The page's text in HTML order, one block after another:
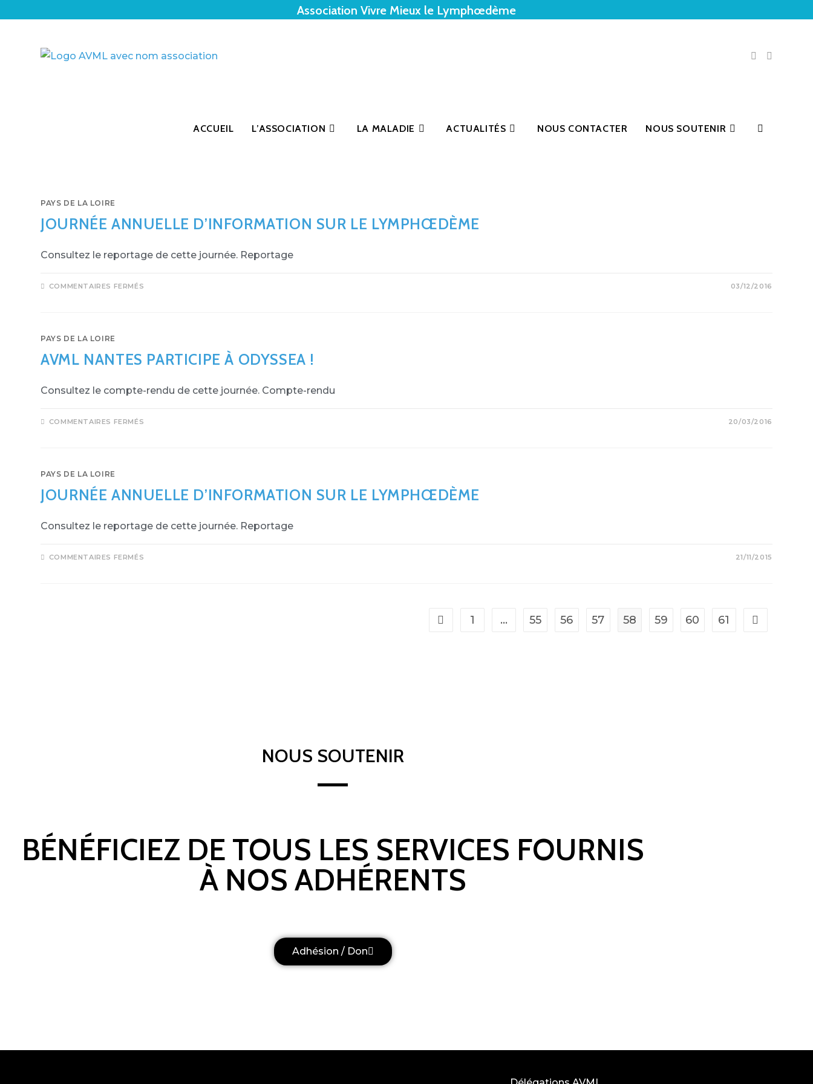
Association Vivre Mieux le Lymphœdème
ACCUEIL L’ASSOCIATION LA MALADIE ACTUALITÉS NOUS CONTACTER NOUS SOUTENIR
PAYS DE LA LOIRE
JOURNÉE ANNUELLE D’INFORMATION SUR LE LYMPHŒDÈME
Consultez le reportage de cette journée. Reportage
COMMENTAIRES FERMÉS 03/12/2016
PAYS DE LA LOIRE
AVML NANTES PARTICIPE À ODYSSEA !
Consultez le compte-rendu de cette journée. Compte-rendu
COMMENTAIRES FERMÉS 20/03/2016
PAYS DE LA LOIRE
JOURNÉE ANNUELLE D’INFORMATION SUR LE LYMPHŒDÈME
Consultez le reportage de cette journée. Reportage
COMMENTAIRES FERMÉS 21/11/2015
1 … 55 56 57 58 59 60 61
NOUS SOUTENIR
BÉNÉFICIEZ DE TOUS LES SERVICES FOURNIS
À NOS ADHÉRENTS
Adhésion / Don